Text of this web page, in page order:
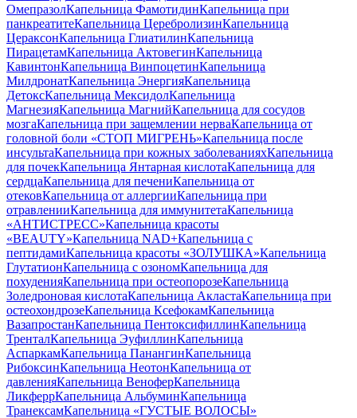
ОмепразолКапельница ФамотидинКапельница при
панкреатитеКапельница ЦеребролизинКапельница
ЦераксонКапельница ГлиатилинКапельница
ПирацетамКапельница АктовегинКапельница
КавинтонКапельница ВинпоцетинКапельница
МилдронатКапельница ЭнергияКапельница
ДетоксКапельница МексидолКапельница
МагнезияКапельница МагнийКапельница для сосудов
мозгаКапельница при защемлении нерваКапельница от
головной боли «СТОП МИГРЕНЬ»Капельница после
инсультаКапельница при кожных заболеванияхКапельница
для почекКапельница Янтарная кислотаКапельница для
сердцаКапельница для печениКапельница от
отековКапельница от аллергииКапельница при
отравленииКапельница для иммунитетаКапельница
«АНТИСТРЕСС»Капельница красоты
«BEAUTY»Капельница NAD+Капельница с
пептидамиКапельница красоты «ЗОЛУШКА»Капельница
ГлутатионКапельница с озономКапельница для
похуденияКапельница при остеопорозеКапельница
Золедроновая кислотаКапельница АкластаКапельница при
остеохондрозеКапельница КсефокамКапельница
ВазапростанКапельница ПентоксифиллинКапельница
ТренталКапельница ЭуфиллинКапельница
АспаркамКапельница ПанангинКапельница
РибоксинКапельница НеотонКапельница от
давленияКапельница ВеноферКапельница
ЛикферрКапельница АльбуминКапельница
ТранексамКапельница «ГУСТЫЕ ВОЛОСЫ»